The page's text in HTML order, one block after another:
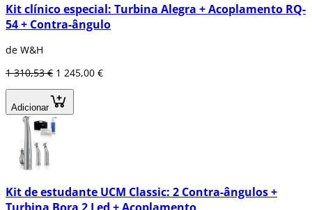
Kit clínico especial: Turbina Alegra + Acoplamento RQ-
54 + Contra-ângulo
de W&H
1 310,53 € 1 245,00 €
Adicionar
Kit de estudante UCM Classic: 2 Contra-ângulos +